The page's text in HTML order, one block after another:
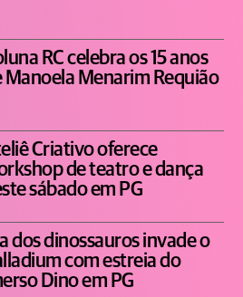
RC celebra os 15 anos
Manoela Menarim Requião
Criativo oferece
de teatro e dança
sábado em PG
dos dinossauros invade o
com estreia do
Dino em PG